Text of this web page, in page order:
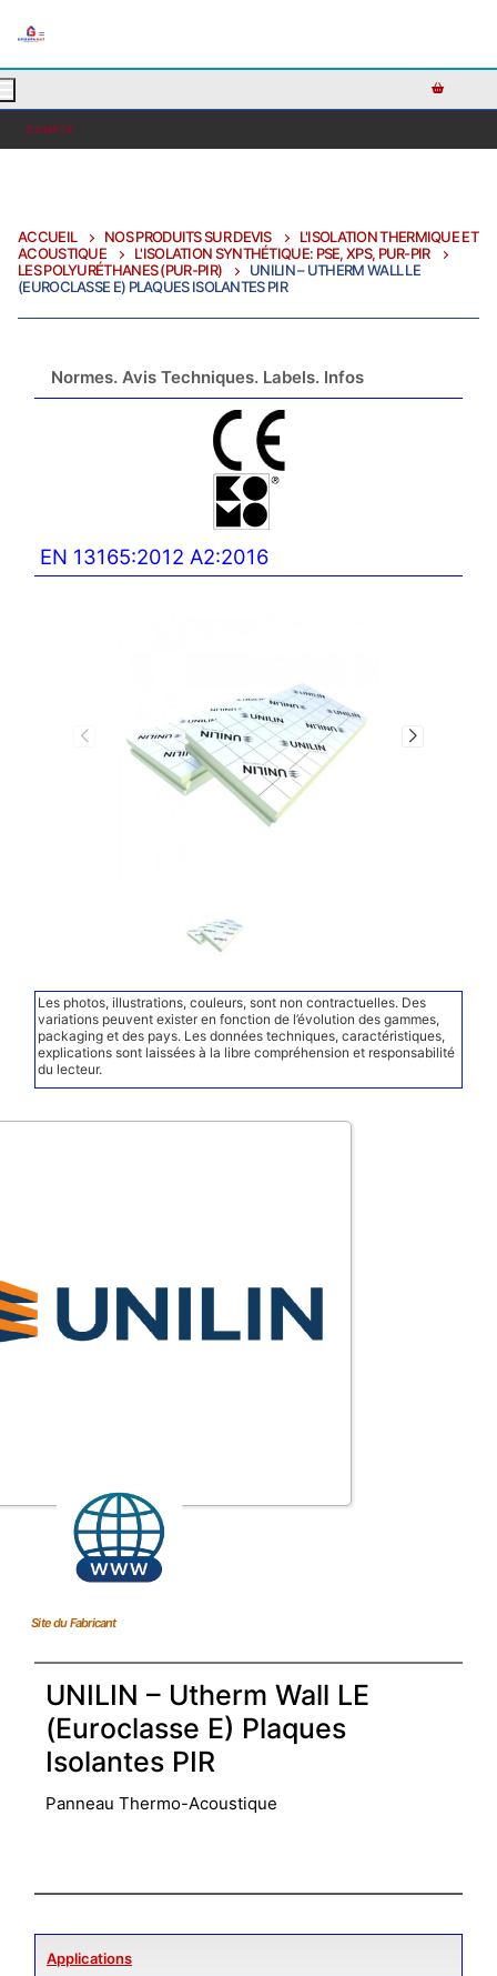
COMPTE
ACCUEIL NOS PRODUITS SUR DEVIS
L'ISOLATION THERMIQUE ET
ACOUSTIQUE
L'ISOLATION SYNTHÉTIQUE: PSE, XPS, PUR-PIR
LES POLYURÉTHANES (PUR-PIR)
UNILIN – UTHERM WALL LE
(EUROCLASSE E) PLAQUES ISOLANTES PIR
Normes. Avis Techniques. Labels. Infos
EN 13165:2012 A2:2016
Les photos, illustrations, couleurs, sont non contractuelles. Des
variations peuvent exister en fonction de l’évolution des gammes,
packaging et des pays. Les données techniques, caractéristiques,
explications sont laissées à la libre compréhension et responsabilité
du lecteur.
Site du Fabricant
UNILIN – Utherm Wall LE
(Euroclasse E) Plaques
Isolantes PIR
Panneau Thermo-Acoustique
Applications